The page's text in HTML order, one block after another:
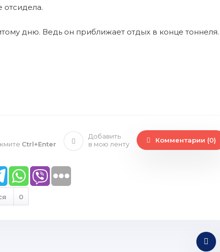
отсидела.
дню. Ведь он приближает отдых в конце тоннеля.
Ctrl+Enter
Добавить
в мою ленту
Комментарии (0)
0